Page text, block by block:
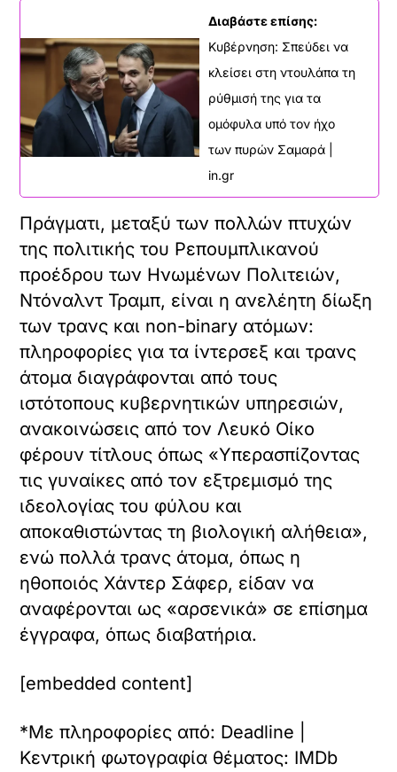
Διαβάστε επίσης:
Κυβέρνηση: Σπεύδει να
κλείσει στη ντουλάπα τη
ρύθμισή της για τα
ομόφυλα υπό τον ήχο
των πυρών Σαμαρά |
in.gr
Πράγματι, μεταξύ των πολλών πτυχών
της πολιτικής του Ρεπουμπλικανού
προέδρου των Ηνωμένων Πολιτειών,
Ντόναλντ Τραμπ, είναι η ανελέητη δίωξη
των τρανς και non-binary ατόμων:
πληροφορίες για τα ίντερσεξ και τρανς
άτομα διαγράφονται από τους
ιστότοπους κυβερνητικών υπηρεσιών,
ανακοινώσεις από τον Λευκό Οίκο
φέρουν τίτλους όπως «Υπερασπίζοντας
τις γυναίκες από τον εξτρεμισμό της
ιδεολογίας του φύλου και
αποκαθιστώντας τη βιολογική αλήθεια»,
ενώ πολλά τρανς άτομα, όπως η
ηθοποιός Χάντερ Σάφερ, είδαν να
αναφέρονται ως «αρσενικά» σε επίσημα
έγγραφα, όπως διαβατήρια.
[embedded content]
*Με πληροφορίες από: Deadline |
Κεντρική φωτογραφία θέματος: IMDb